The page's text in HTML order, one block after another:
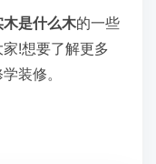
木是什么木的一些
!想要了解更多
装修。